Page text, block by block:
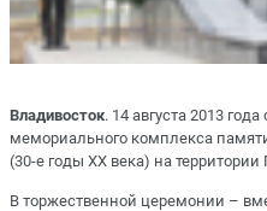
Владивосток. 14 августа 2013
мемориального комплекса
(30-е годы XX века) на
В торжественной церемонии –